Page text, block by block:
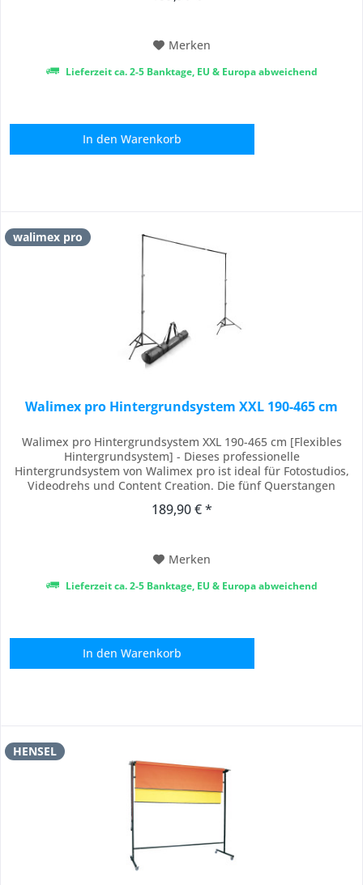
Merken
Lieferzeit ca. 2-5 Banktage, EU & Europa abweichend
In den Warenkorb
walimex pro
Walimex pro Hintergrundsystem XXL 190-465 cm
Walimex pro Hintergrundsystem XXL 190-465 cm [Flexibles
Hintergrundsystem] - Dieses professionelle
Hintergrundsystem von Walimex pro ist ideal für Fotostudios,
Videodrehs und Content Creation. Die fünf Querstangen
sodass Sie unterschiedliche Hintergründe aus Stoff oder
189,90 € *
Merken
Lieferzeit ca. 2-5 Banktage, EU & Europa abweichend
In den Warenkorb
HENSEL